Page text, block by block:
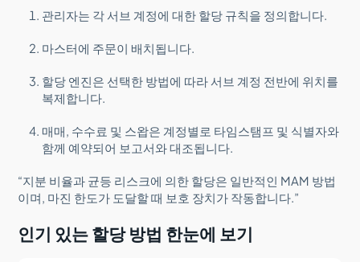
관리자는 각 서브 계정에 대한 할당 규칙을 정의합니다.
마스터에 주문이 배치됩니다.
할당 엔진은 선택한 방법에 따라 서브 계정 전반에 위치를
복제합니다.
매매, 수수료 및 스왑은 계정별로 타임스탬프 및 식별자와
함께 예약되어 보고서와 대조됩니다.
“지분 비율과 균등 리스크에 의한 할당은 일반적인 MAM 방법
이며, 마진 한도가 도달할 때 보호 장치가 작동합니다.”
인기 있는 할당 방법 한눈에 보기